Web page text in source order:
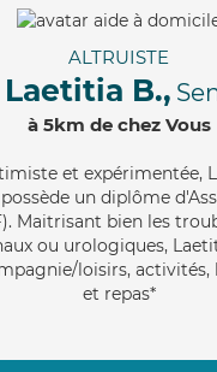
ALTRUISTE
Laetitia B.,
à 5km de chez Vous
et expérimentée,
un diplôme
Maitrisant bien les
ou urologiques,
loisirs, activités,
et repas*